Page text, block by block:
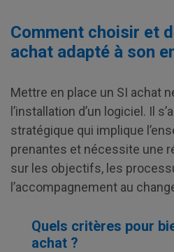
Comment choisir et
achat adapté à son
Mettre en place un SI achat
l’installation d’un logiciel. Il
stratégique qui implique
prenantes et nécessite une
sur les objectifs, les
l’accompagnement au
Quels critères pour
achat ?